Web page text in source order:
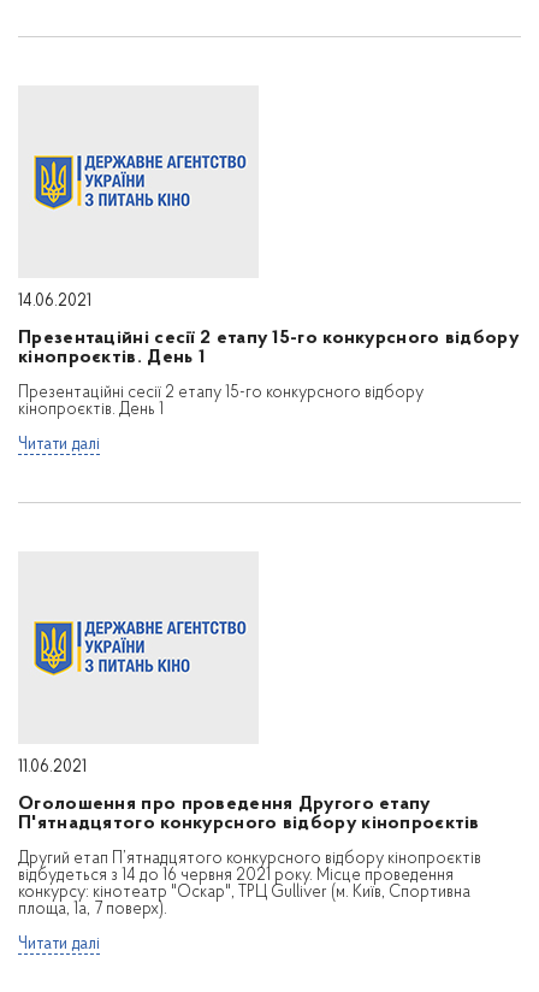
14.06.2021
Презентаційні сесії 2 етапу 15-го конкурсного відбору
кінопроєктів. День 1
Презентаційні сесії 2 етапу 15-го конкурсного відбору
кінопроєктів. День 1
Читати далі
11.06.2021
Оголошення про проведення Другого етапу
П'ятнадцятого конкурсного відбору кінопроєктів
Другий етап П’ятнадцятого конкурсного відбору кінопроєктів
відбудеться з 14 до 16 червня 2021 року. Місце проведення
конкурсу: кінотеатр "Оскар", ТРЦ Gulliver (м. Київ, Спортивна
площа, 1а, 7 поверх).
Читати далі